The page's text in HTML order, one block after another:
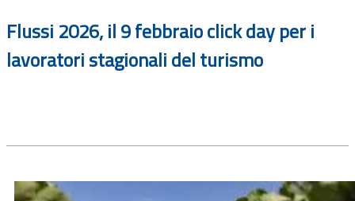
Flussi 2026, il 9 febbraio click day per i
lavoratori stagionali del turismo